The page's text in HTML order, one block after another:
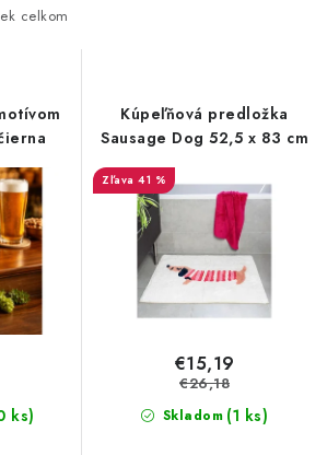
BEZ ZASOBY
(VČ. XD)
celkom
ks)
Kúpeľňová predložka
Sausage Dog 52,5 x 83 cm
41 %
Skladom (1 ks)
€15,19
€26,18